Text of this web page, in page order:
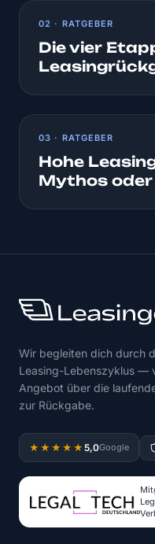
02 · RATGEBER
Die vier
03 · RATGEBER
Hohe
Mythos
Wir begleiten dich durch
Leasing-Lebenszyklus —
Angebot über die
zur Rückgabe.
★★★★★ 5,0Google